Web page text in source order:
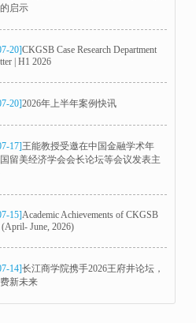
启示
20]CKGSB Case Research Department
| H1 2026
20]2026年上半年案例快讯
17]王能教授受邀在中国金融学术年
留美经济学会会长论坛等会议发表主
15]Academic Achievements of CKGSB
(April- June, 2026)
14]长江商学院携手2026王府井论坛，
新未来